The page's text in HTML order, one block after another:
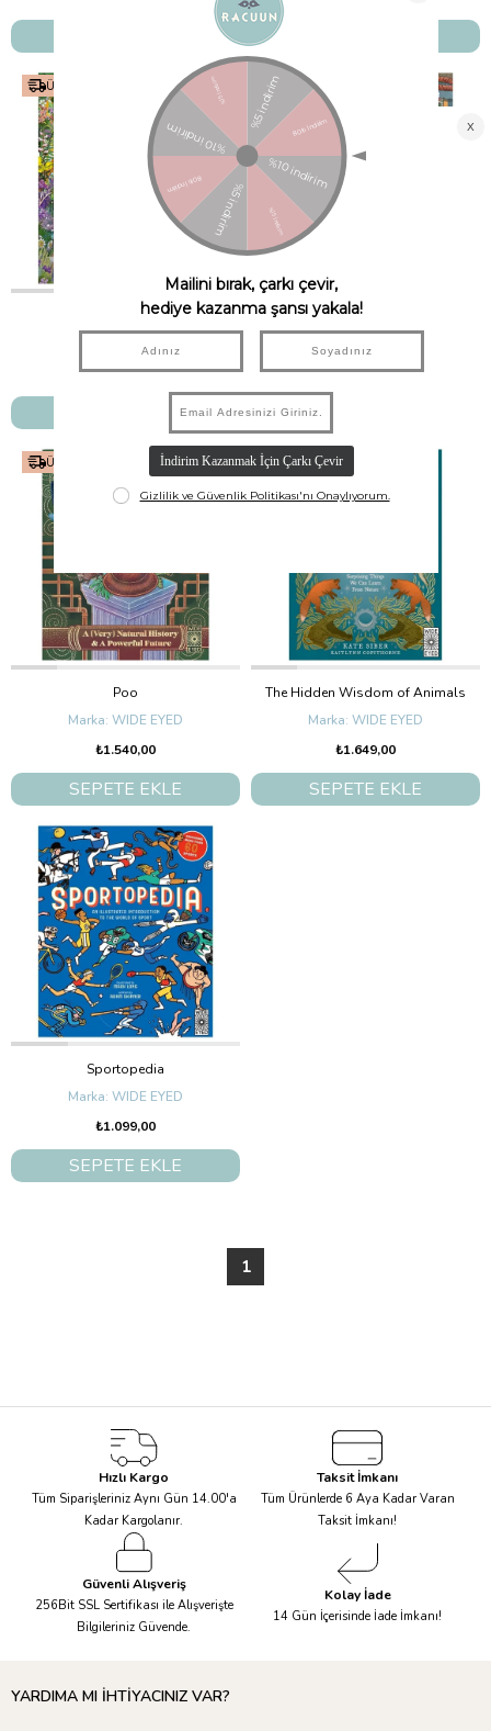
The Fantastical Safari
WIDE EYED
₺1.649,00
SEPETE EKLE
Ücretsiz Kargo
Atlas of Lost Kingdoms
₺1.649,00
SEPETE EKLE
Ücretsiz Kargo
Poo
WIDE EYED
₺1.540,00
SEPETE EKLE
Ücretsiz Kargo
The Hidden Wisdom of Animals
WIDE EYED
₺1.649,00
SEPETE EKLE
Ücretsiz Kargo
Sportopedia
WIDE EYED
₺1.099,00
SEPETE EKLE
1
Hızlı Kargo
Tüm Siparişleriniz Aynı Gün 14.00'a
Kadar Kargolanır.
Taksit İmkanı
Tüm Ürünlerde 6 Aya Kadar Varan
Taksit İmkanı!
Güvenli Alışveriş
256Bit SSL Sertifikası ile Alışverişte
Bilgileriniz Güvende.
Kolay İade
14 Gün İçerisinde İade İmkanı!
YARDIMA MI İHTİYACINIZ VAR?